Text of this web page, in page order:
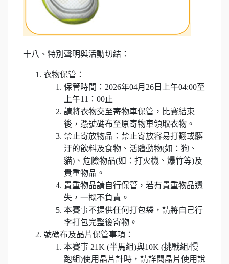
十八、特別聲明與活動切結：
衣物保管：
保管時間：2026年04月26日上午04:00至
上午11：00止
請將衣物交至寄物車保管，比賽結束
後，憑號碼布至原寄物車領取衣物。
禁止寄放物品：禁止寄放容易打翻或髒
汙的飲料及食物、活體動物(如：狗、
貓)、危險物品(如：打火機、爆竹等)及
貴重物品。
貴重物品請自行保管，若有貴重物品遺
失，一概不負責。
本賽事不提供任何打包袋，請將自己行
李打包完整後寄物。
號碼布及晶片保管事項：
本賽事 21K (半馬組)與10K (挑戰組/慢
跑組)使用晶片計時，請詳閱晶片使用說